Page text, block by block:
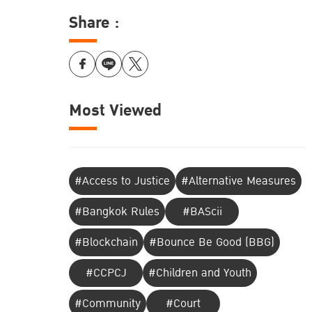
Share :
Most Viewed
#Access to Justice
#Alternative Measures
#Bangkok Rules
#BAScii
#Blockchain
#Bounce Be Good (BBG)
#CCPCJ
#Children and Youth
#Community
#Court